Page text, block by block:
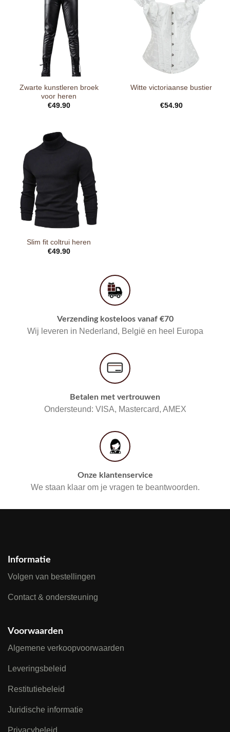
Zwarte kunstleren broek
voor heren
€49.90
Witte victoriaanse bustier
€54.90
Slim fit coltrui heren
€49.90
Verzending kosteloos vanaf €70
Wij leveren in Nederland, België en heel Europa
Betalen met vertrouwen
Ondersteund: VISA, Mastercard, AMEX
Onze klantenservice
We staan klaar om je vragen te beantwoorden.
Informatie
Volgen van bestellingen
Contact & ondersteuning
Voorwaarden
Algemene verkoopvoorwaarden
Leveringsbeleid
Restitutiebeleid
Juridische informatie
Privacybeleid